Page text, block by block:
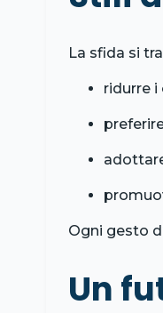
La sfida si
ridurre i
Ogni gesto
Un